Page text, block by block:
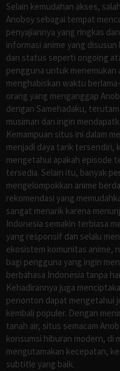
Selain kemudahan akses,
Anoboy sebagai tempat
penyajiannya yang ringkas
informasi anime yang
dan status seperti ongoing
pengguna untuk menemukan
menghabiskan waktu
orang yang menganggap
dengan Samehadaku,
musiman dan ingin
Kemampuan situs ini dalam
menjadi daya tarik tersendiri,
mengetahui apakah episode
tersedia. Selain itu, banyak
mengelompokkan anime
rekomendasi yang
sangat menarik karena
Indonesia semakin terbiasa
yang responsif dan selalu
ekosistem komunitas anime,
bagi pengguna yang ingin
berbahasa Indonesia tanpa
Kehadirannya juga
penonton dapat mengetahui
kembali populer. Dengan
tanah air, situs semacam
konsumsi hiburan modern, di
mengutamakan kecepatan,
subtitle yang baik.